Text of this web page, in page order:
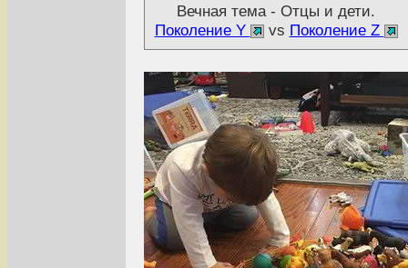
Вечная тема - Отцы и дети.
Поколение Y
vs Поколение Z